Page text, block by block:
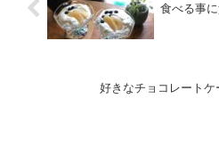
食べる事
好きなチョコレートケ